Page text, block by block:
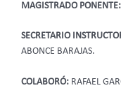
MAGISTRADO PONENTE:
SECRETARIO
ABONCE BARAJAS.
COLABORÓ: RAFAEL